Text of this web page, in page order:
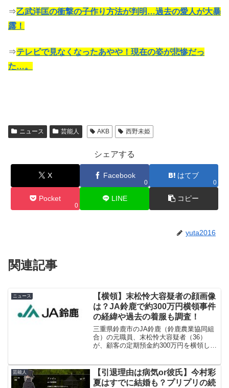
⇒乙武洋匡の衝撃の子作り方法が判明…過去の愛人が大暴
露！
⇒テレビで見なくなったあやや！現在の姿が悲惨だっ
た…。
ニュース 芸能人 AKB 西野未姫
シェアする
X Facebook
0
はてブ
0
Pocket
0
LINE コピー
yuta2016
関連記事
ニュース
【横領】末松怜大容疑者の顔画像
は？JA鈴鹿で約300万円横領事件
の経緯や過去の着服も調査！
三重県鈴鹿市のJA鈴鹿（鈴鹿農業協同組
合）の元職員、末松怜大容疑者（36）
が、顧客の定期預金約300万円を横領した
の着服が公表されており、今回の事件と
の関係に...
芸能人
【引退理由は病気or彼氏】今村彩
夏はすでに結婚も？プリプリの続